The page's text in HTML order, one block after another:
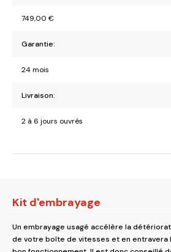
749,00 €
Garantie:
24 mois
Livraison:
2 à 6 jours ouvrés
Kit d'embrayage
Un embrayage usagé accélère la
de votre boîte de vitesses et en entravera